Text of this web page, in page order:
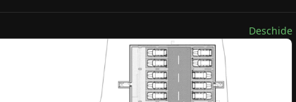
Deschide